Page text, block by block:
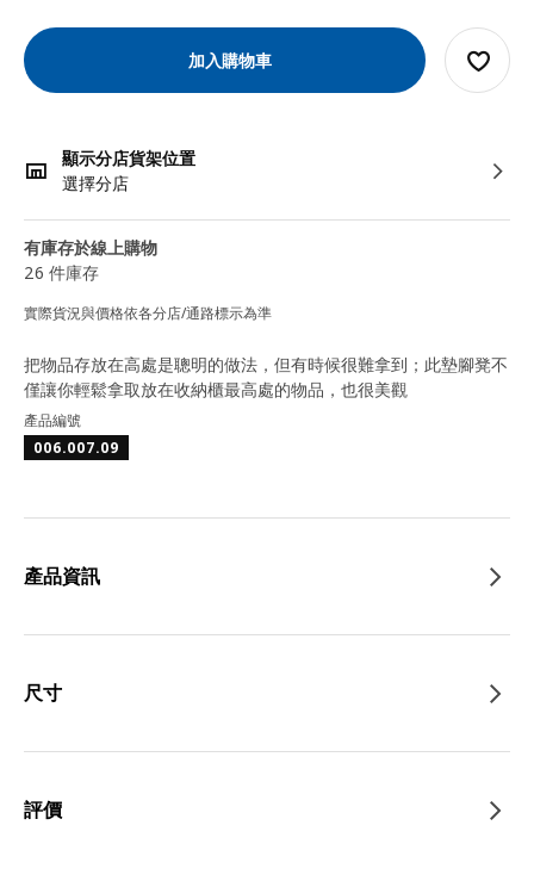
加入購物車
顯示分店貨架位置
選擇分店
有庫存於線上購物
26 件庫存
實際貨況與價格依各分店/通路標示為準
把物品存放在高處是聰明的做法，但有時候很難拿到；此墊腳凳不
僅讓你輕鬆拿取放在收納櫃最高處的物品，也很美觀
產品編號
006.007.09
產品資訊
尺寸
評價